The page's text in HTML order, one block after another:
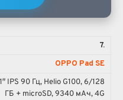
7.
OPPO Pad SE
IPS 90 Гц, Helio G100, 6/128
ГБ + microSD, 9340 мА·ч, 4G